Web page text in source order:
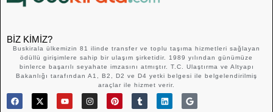
BIZ KIMIZ?
Buskirala ülkemizin 81 ilinde transfer ve toplu taşıma hizmetleri sağlayan
ödüllü girişimlere sahip bir ulaşım şirketidir. 1989 yılından günümüze
binlerce başarılı seyahate imzasını atmıştır. T.C. Ulaştırma ve Altyapı
Bakanlığı tarafından A1, B2, D2 ve D4 yetki belgesi ile belgelendirilmiş
araçlar ile hizmet verir.